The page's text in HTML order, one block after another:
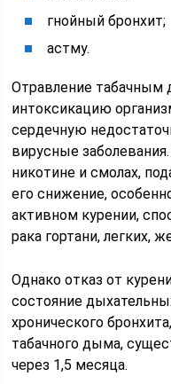
гнойный бронхит;
астму.
Отравление
интоксикацию
сердечную
вирусные
никотине и смолах,
его снижение,
активном курении,
рака гортани, легких,
Однако отказ от
состояние
хронического
табачного дыма,
через 1,5 месяца.